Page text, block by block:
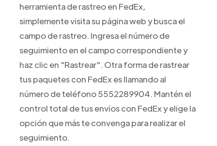
herramienta de rastreo en FedEx,
simplemente visita su página web y busca el
campo de rastreo. Ingresa el número de
seguimiento en el campo correspondiente y
haz clic en "Rastrear". Otra forma de rastrear
tus paquetes con FedEx es llamando al
número de teléfono 5552289904. Mantén el
control total de tus envíos con FedEx y elige la
opción que más te convenga para realizar el
seguimiento.